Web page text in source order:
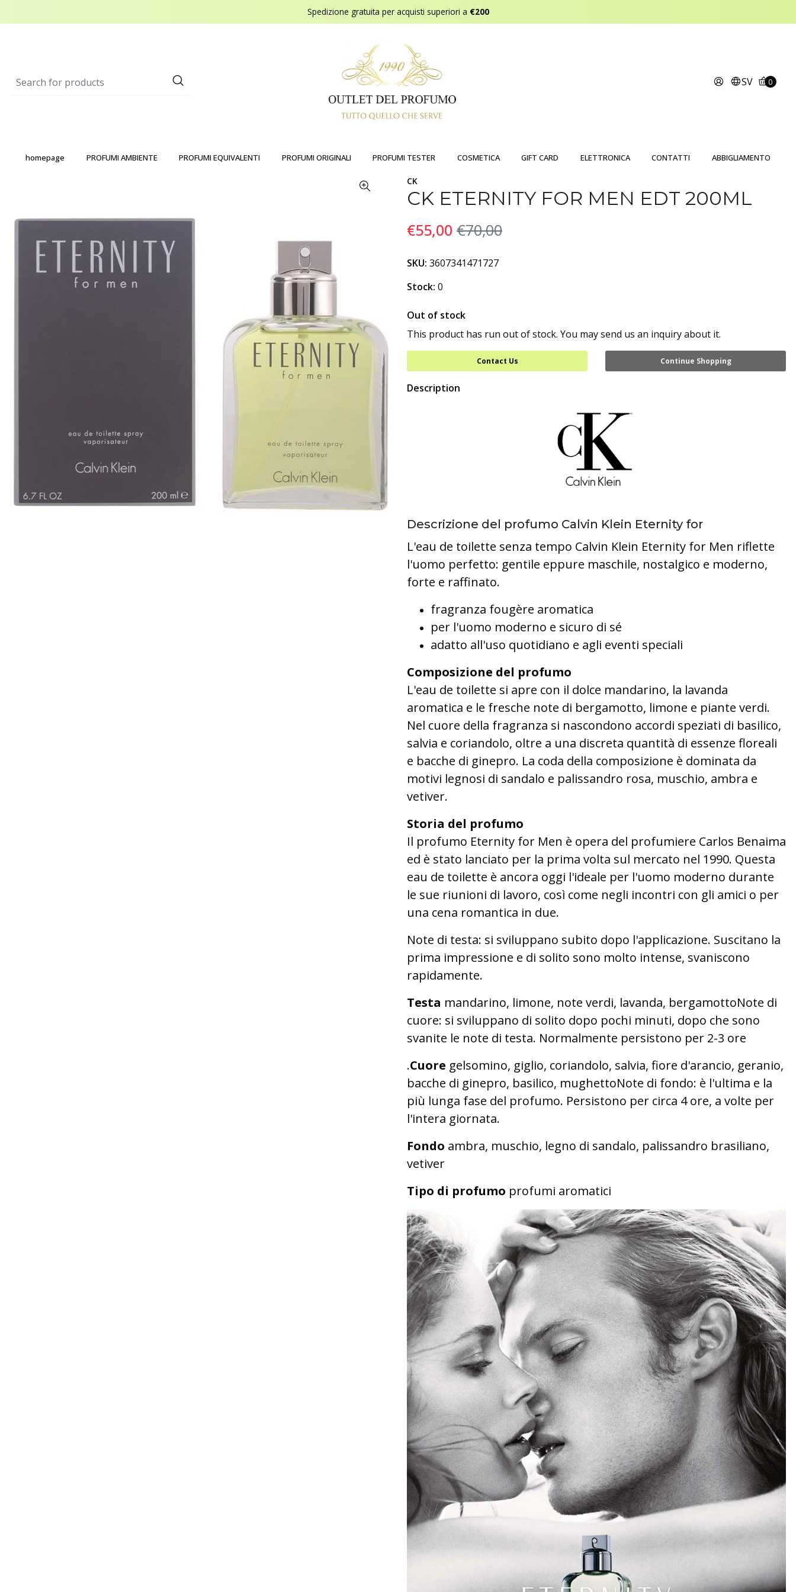
Spedizione gratuita per acquisti superiori a €200
SV 0
homepage PROFUMI AMBIENTE PROFUMI EQUIVALENTI PROFUMI ORIGINALI PROFUMI TESTER COSMETICA GIFT CARD ELETTRONICA CONTATTI ABBIGLIAMENTO
CK
CK ETERNITY FOR MEN EDT 200ML
€55,00 €70,00
SKU: 3607341471727
Stock: 0
Out of stock
This product has run out of stock. You may send us an inquiry about it.
Contact Us Continue Shopping
Description
Descrizione del profumo Calvin Klein Eternity for
L'eau de toilette senza tempo Calvin Klein Eternity for Men riflette
l'uomo perfetto: gentile eppure maschile, nostalgico e moderno,
forte e raffinato.
fragranza fougère aromatica
per l'uomo moderno e sicuro di sé
adatto all'uso quotidiano e agli eventi speciali
Composizione del profumo
L'eau de toilette si apre con il dolce mandarino, la lavanda
aromatica e le fresche note di bergamotto, limone e piante verdi.
Nel cuore della fragranza si nascondono accordi speziati di basilico,
salvia e coriandolo, oltre a una discreta quantità di essenze floreali
e bacche di ginepro. La coda della composizione è dominata da
motivi legnosi di sandalo e palissandro rosa, muschio, ambra e
vetiver.
Storia del profumo
Il profumo Eternity for Men è opera del profumiere Carlos Benaima
ed è stato lanciato per la prima volta sul mercato nel 1990. Questa
eau de toilette è ancora oggi l'ideale per l'uomo moderno durante
le sue riunioni di lavoro, così come negli incontri con gli amici o per
una cena romantica in due.
Note di testa: si sviluppano subito dopo l'applicazione. Suscitano la
prima impressione e di solito sono molto intense, svaniscono
rapidamente.
Testa mandarino, limone, note verdi, lavanda, bergamottoNote di
cuore: si sviluppano di solito dopo pochi minuti, dopo che sono
svanite le note di testa. Normalmente persistono per 2-3 ore
.Cuore gelsomino, giglio, coriandolo, salvia, fiore d'arancio, geranio,
bacche di ginepro, basilico, mughettoNote di fondo: è l'ultima e la
più lunga fase del profumo. Persistono per circa 4 ore, a volte per
l'intera giornata.
Fondo ambra, muschio, legno di sandalo, palissandro brasiliano,
vetiver
Tipo di profumo profumi aromatici